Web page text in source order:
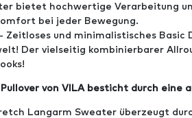
bietet hochwertige Verarbeitung
bei jeder Bewegung.
- Zeitloses und minimalistisches Basic
Der vielseitig kombinierbarer
Pullover von VILA besticht durch eine
Langarm Sweater überzeugt